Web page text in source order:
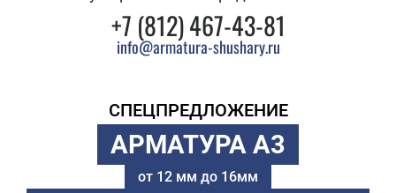
+7 (812) 467-43-81
info@armatura-shushary.ru
СПЕЦПРЕДЛОЖЕНИЕ
АРМАТУРА А3
от 12 мм до 16мм